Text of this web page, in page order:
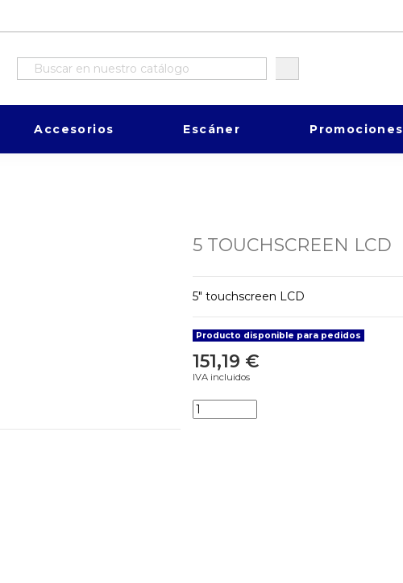
Accesorios Escáner Promociones
5 TOUCHSCREEN LCD
5" touchscreen LCD
Producto disponible para pedidos
151,19 €
IVA incluidos